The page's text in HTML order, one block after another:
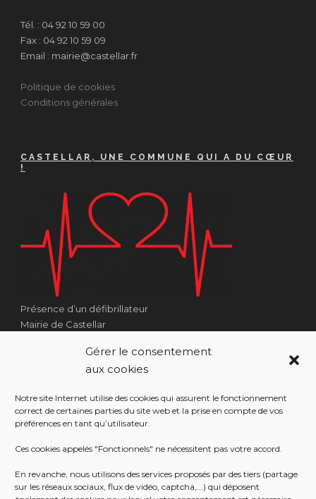
Gérer le consentement
aux cookies
Notre site Internet utilise des cookies qui assurent le fonctionnement
correct de certaines parties du site web et la prise en compte de vos
préférences en tant qu’utilisateur.
Ces cookies appelés "Fonctionnels" ne nécessitent pas votre accord.
En revanche, nous utilisons des services proposés par des tiers (partage
sur les réseaux sociaux, flux de vidéo, captcha,...) qui déposent
Tél. : 04 92 10 59 00
Fax : 04 92 10 59 09
Email : mairie@castellar.fr
Politique de cookies
Conditions générales
CASTELLAR, UNE COMMUNE QUI A DU CŒUR
!
Présence d’un défibrillateur
Mairie de Castellar
Côté Escalier Rue Sarrail
06500 Castellar
RÉALISATION